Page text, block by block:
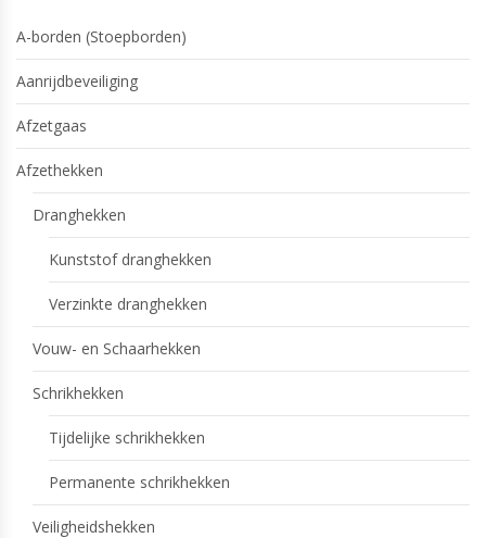
A-borden (Stoepborden)
Aanrijdbeveiliging
Afzetgaas
Afzethekken
Dranghekken
Kunststof dranghekken
Verzinkte dranghekken
Vouw- en Schaarhekken
Schrikhekken
Tijdelijke schrikhekken
Permanente schrikhekken
Veiligheidshekken